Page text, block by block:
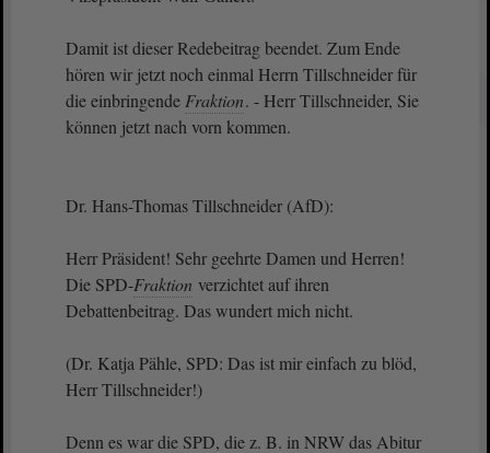
Damit ist dieser Redebeitrag beendet. Zum Ende
hören wir jetzt noch einmal Herrn Tillschneider für
die einbringende Fraktion. - Herr Tillschneider, Sie
können jetzt nach vorn kommen.
Dr. Hans-Thomas Tillschneider (AfD):
Herr Präsident! Sehr geehrte Damen und Herren!
Die SPD-Fraktion verzichtet auf ihren
Debattenbeitrag. Das wundert mich nicht.
(Dr. Katja Pähle, SPD: Das ist mir einfach zu blöd,
Herr Tillschneider!)
Denn es war die SPD, die z. B. in NRW das Abitur